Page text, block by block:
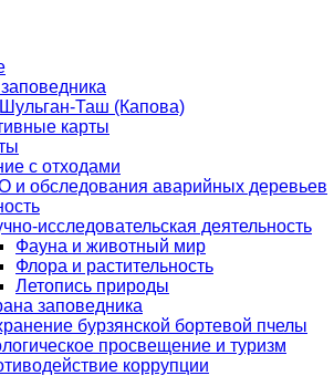
Таш (Капова)
карты
с отходами
и обследования аварийных деревьев
исследовательская деятельность
Фауна и животный мир
Флора и растительность
Летопись природы
заповедника
бурзянской бортевой пчелы
просвещение и туризм
коррупции